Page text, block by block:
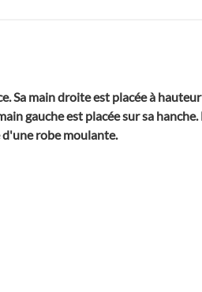
Sa main droite est placée à
gauche est placée sur sa
robe moulante.